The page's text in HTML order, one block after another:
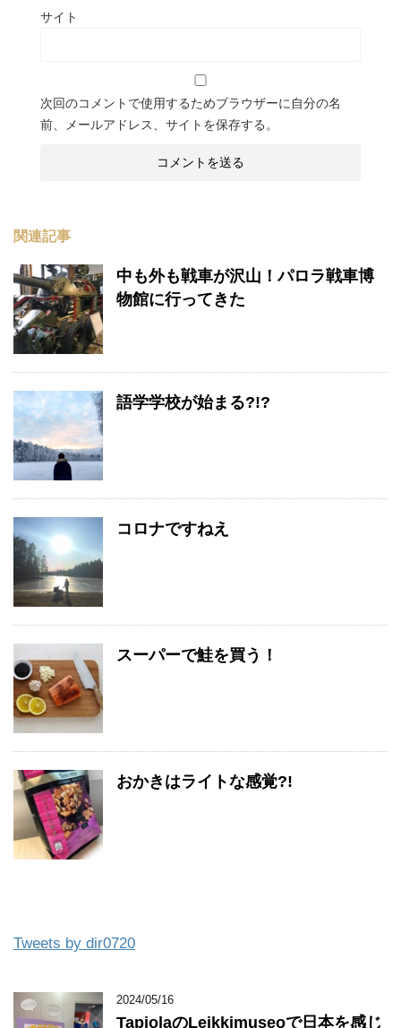
サイト
次回のコメントで使用するためブラウザーに自分の名
前、メールアドレス、サイトを保存する。
関連記事
中も外も戦車が沢山！パロラ戦車博
物館に行ってきた
語学学校が始まる?!?
コロナですねえ
スーパーで鮭を買う！
おかきはライトな感覚?!
Tweets by dir0720
2024/05/16
TapiolaのLeikkimuseoで日本を感じ